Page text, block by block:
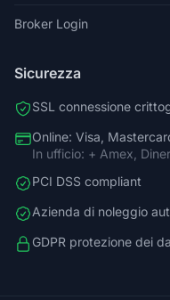
Broker Login
Sicurezza
SSL connessione
Online: Visa,
In ufficio: + Amex,
PCI DSS compliant
Azienda di noleggio
GDPR protezione dei